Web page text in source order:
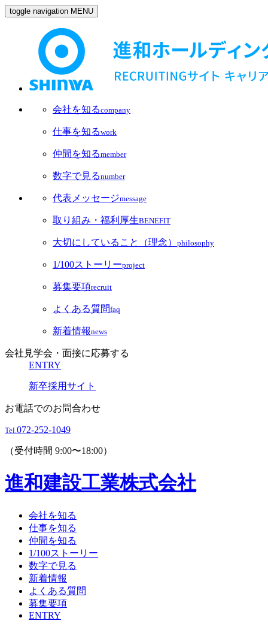
toggle navigation MENU
会社を知るcompany
仕事を知るwork
仲間を知るmember
数字で見るnumber
代表メッセージmessage
取り組み・福利厚生BENEFIT
大切にしていること（理念） philosophy
1/100ストーリーproject
募集要項recruit
よくある質問faq
新着情報news
会社見学会・面接に応募する
ENTRY
新卒採用サイト
お電話でのお問合わせ
Tel.072-252-1049
（受付時間 9:00〜18:00）
進和建設工業株式会社
会社を知る
仕事を知る
仲間を知る
1/100ストーリー
数字で見る
新着情報
よくある質問
募集要項
ENTRY